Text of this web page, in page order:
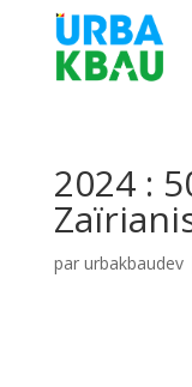
2024 :
par urbakbaudev